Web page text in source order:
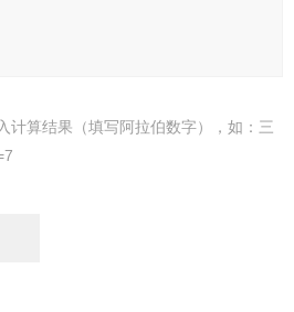
计算结果（填写阿拉伯数字），如：三